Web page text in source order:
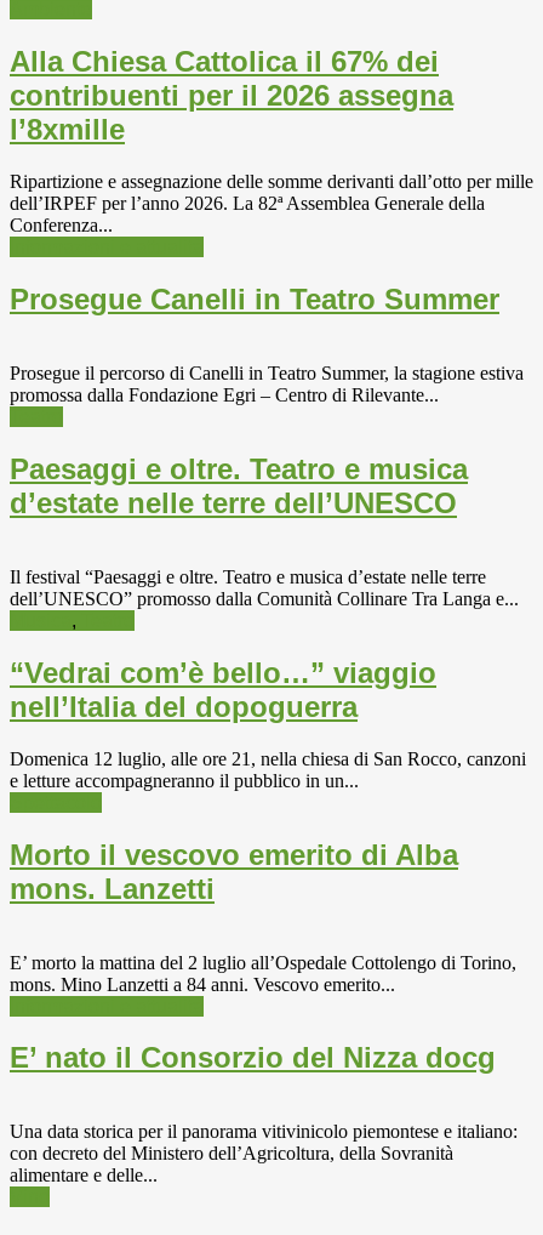
Alla Chiesa Cattolica il 67% dei
contribuenti per il 2026 assegna
l’8xmille
Ripartizione e assegnazione delle somme derivanti dall’otto per mille
dell’IRPEF per l’anno 2026. La 82ª Assemblea Generale della
Conferenza...
Prosegue Canelli in Teatro Summer
Prosegue il percorso di Canelli in Teatro Summer, la stagione estiva
promossa dalla Fondazione Egri – Centro di Rilevante...
Paesaggi e oltre. Teatro e musica
d’estate nelle terre dell’UNESCO
Il festival “Paesaggi e oltre. Teatro e musica d’estate nelle terre
dell’UNESCO” promosso dalla Comunità Collinare Tra Langa e...
,
“Vedrai com’è bello…” viaggio
nell’Italia del dopoguerra
Domenica 12 luglio, alle ore 21, nella chiesa di San Rocco, canzoni
e letture accompagneranno il pubblico in un...
Morto il vescovo emerito di Alba
mons. Lanzetti
E’ morto la mattina del 2 luglio all’Ospedale Cottolengo di Torino,
mons. Mino Lanzetti a 84 anni. Vescovo emerito...
E’ nato il Consorzio del Nizza docg
Una data storica per il panorama vitivinicolo piemontese e italiano:
con decreto del Ministero dell’Agricoltura, della Sovranità
alimentare e delle...